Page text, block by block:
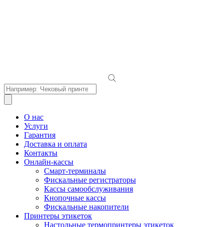
Поиск
товаров
О нас
Услуги
Гарантия
Доставка и оплата
Контакты
Онлайн-кассы
Смарт-терминалы
Фискальные регистраторы
Кассы самообслуживания
Кнопочные кассы
Фискальные накопители
Принтеры этикеток
Настольные термопринтеры этикеток